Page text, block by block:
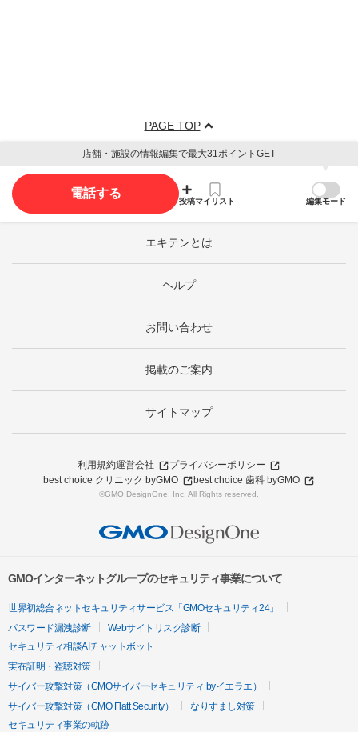
PAGE TOP
店舗・施設の情報編集で最大31ポイントGET
電話する
投稿マイリスト 編集モード
エキテンとは
ヘルプ
お問い合わせ
掲載のご案内
サイトマップ
利用規約運営会社
プライバシーポリシー
best choice クリニック byGMO
best choice 歯科 byGMO
©GMO DesignOne, Inc. All Rights reserved.
GMOインターネットグループのセキュリティ事業について
世界初総合ネットセキュリティサービス「GMOセキュリティ24」
パスワード漏洩診断
Webサイトリスク診断
セキュリティ相談AIチャットボット
実在証明・盗聴対策
サイバー攻撃対策（GMOサイバーセキュリティ byイエラエ）
サイバー攻撃対策（GMO Flatt Security）
なりすまし対策
セキュリティ事業の軌跡